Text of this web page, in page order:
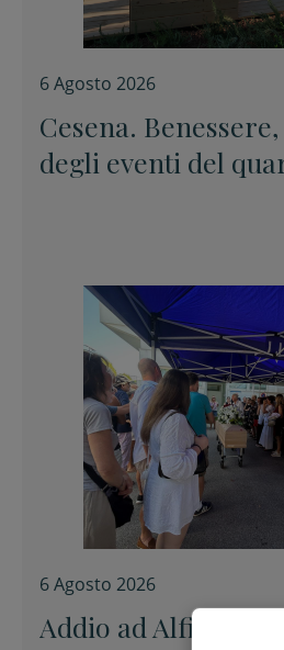
6 Agosto 2026
Cesena.
degli eventi del
6 Agosto 2026
Addio ad Alfiero